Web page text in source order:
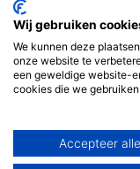
MET LIEFDE
BIOLOGISCHE EN
GEZIN
Wij gebruiken
We kunnen deze
onze website te
een geweldige website-
cookies die we
Accepteer